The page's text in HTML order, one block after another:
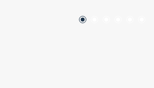
despensa etc... - 2 Vagas de garagem * A casa